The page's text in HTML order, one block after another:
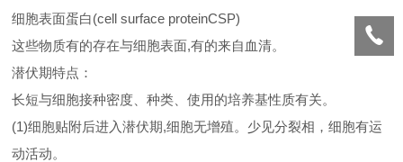
细胞表面蛋白(cell surface proteinCSP)
这些物质有的存在与细胞表面,有的来自血清。
潜伏期特点：
长短与细胞接种密度、种类、使用的培养基性质有关。
(1)细胞贴附后进入潜伏期,细胞无增殖。少见分裂相，细胞有运
动活动。